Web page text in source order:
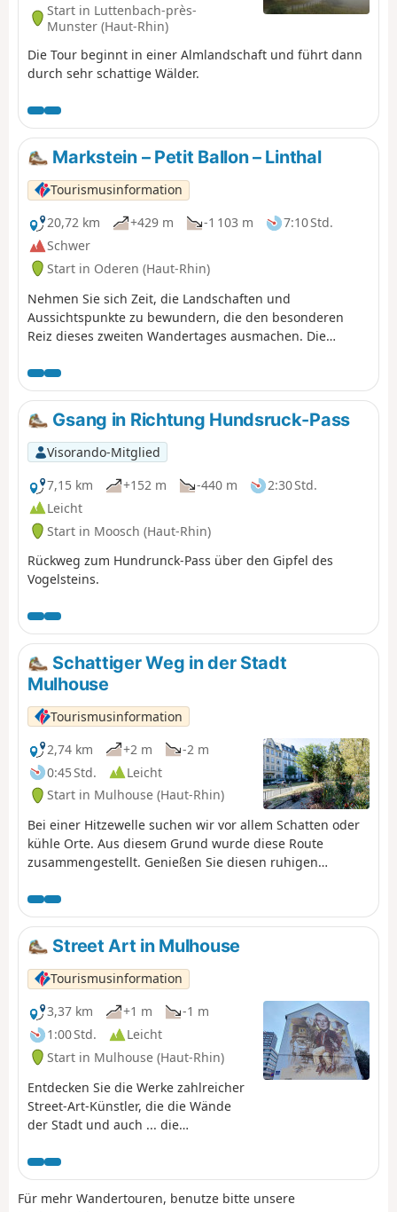
Start in Luttenbach-près-
Munster (Haut-Rhin)
Die Tour beginnt in einer Almlandschaft und führt dann
durch sehr schattige Wälder.
Markstein – Petit Ballon – Linthal
Tourismusinformation
20,72 km
+429 m -1 103 m
7:10 Std.
Schwer
Start in Oderen (Haut-Rhin)
Nehmen Sie sich Zeit, die Landschaften und
Aussichtspunkte zu bewundern, die den besonderen
Reiz dieses zweiten Wandertages ausmachen. Die
bis zum Petit Ballon, vorbei am Klintzkopf. Auch hier
können Sie die Panoramablicke auf die Ebenen und Täler
zu beiden Seiten des Berges in vollen Zügen genießen.
Auf dieser Route, die durch Wälder und über
Stoppelfelder führt, können Sie die Vielfalt der lokalen
Flora entdecken.
Gsang in Richtung Hundsruck-Pass
Visorando-Mitglied
7,15 km
+152 m -440 m
2:30 Std.
Leicht
Start in Moosch (Haut-Rhin)
Rückweg zum Hundrunck-Pass über den Gipfel des
Vogelsteins.
Schattiger Weg in der Stadt
Mulhouse
Tourismusinformation
2,74 km
+2 m
-2 m
0:45 Std.
Leicht
Start in Mulhouse (Haut-Rhin)
Bei einer Hitzewelle suchen wir vor allem Schatten oder
kühle Orte. Aus diesem Grund wurde diese Route
zusammengestellt. Genießen Sie diesen ruhigen
beenden, kehren Sie ins Stadtzentrum zurück.
Street Art in Mulhouse
Tourismusinformation
3,37 km
+1 m
-1 m
1:00 Std.
Leicht
Start in Mulhouse (Haut-Rhin)
Entdecken Sie die Werke zahlreicher
Street-Art-Künstler, die die Wände
der Stadt und auch ... die
C215, Jana & Js gehören unter
anderem zu denen, die die Straßen
von Mulhouse verschönern. Was Sie
Für mehr Wandertouren, benutze bitte unsere